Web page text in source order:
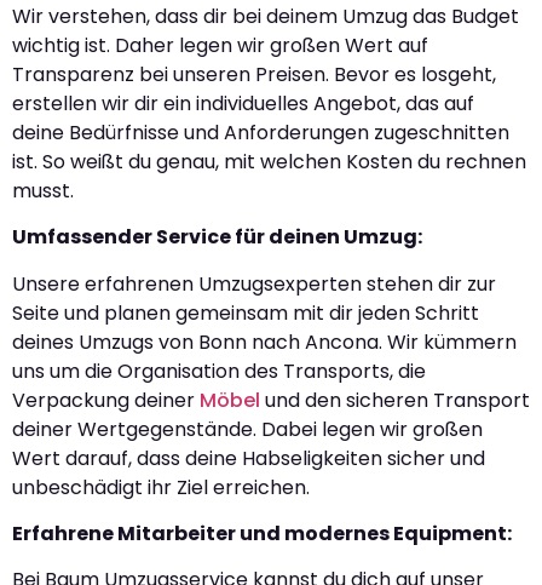
Wir verstehen, dass dir bei deinem Umzug das Budget
wichtig ist. Daher legen wir großen Wert auf
Transparenz bei unseren Preisen. Bevor es losgeht,
erstellen wir dir ein individuelles Angebot, das auf
deine Bedürfnisse und Anforderungen zugeschnitten
ist. So weißt du genau, mit welchen Kosten du rechnen
musst.
Umfassender Service für deinen Umzug:
Unsere erfahrenen Umzugsexperten stehen dir zur
Seite und planen gemeinsam mit dir jeden Schritt
deines Umzugs von Bonn nach Ancona. Wir kümmern
uns um die Organisation des Transports, die
Verpackung deiner Möbel und den sicheren Transport
deiner Wertgegenstände. Dabei legen wir großen
Wert darauf, dass deine Habseligkeiten sicher und
unbeschädigt ihr Ziel erreichen.
Erfahrene Mitarbeiter und modernes Equipment: